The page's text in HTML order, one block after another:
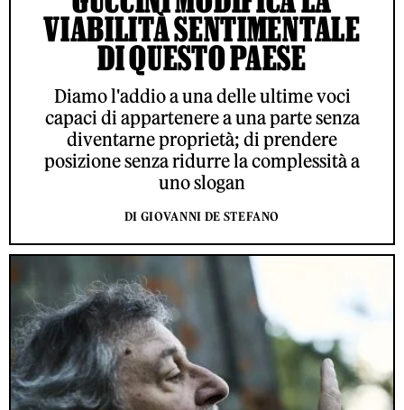
VIABILITÀ SENTIMENTALE
DI QUESTO PAESE
Diamo l'addio a una delle ultime voci
capaci di appartenere a una parte senza
diventarne proprietà; di prendere
posizione senza ridurre la complessità a
uno slogan
DI GIOVANNI DE STEFANO